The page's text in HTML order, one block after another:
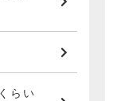
らい